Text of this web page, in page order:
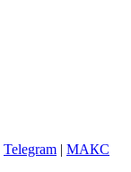
Telegram | MAКС